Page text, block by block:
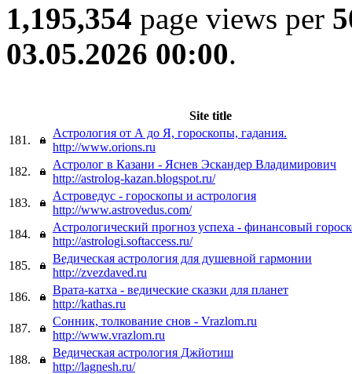
1,195,354 page views per
03.05.2026 00:00.
Site title
181.
Астрология от А до Я, гороскопы, гадания.
http://www.orions.ru
182.
Астролог в Казани - Яснев Эскандер Владимирович
http://astrolog-kazan.blogspot.ru/
183.
Астроведус - гороскопы и астрология
http://www.astrovedus.com/
184.
Астрологический прогноз успеха - финансовый
http://astrologi.softaccess.ru/
185.
Ведическая астрология для душевной гармонии
http://zvezdaved.ru
186.
Врата-катха - ведические сказки для планет
http://kathas.ru
187.
Сонник, толкование снов - Vrazlom.ru
http://www.vrazlom.ru
188.
Ведическая астрология Джйотиш
http://lagnesh.ru/